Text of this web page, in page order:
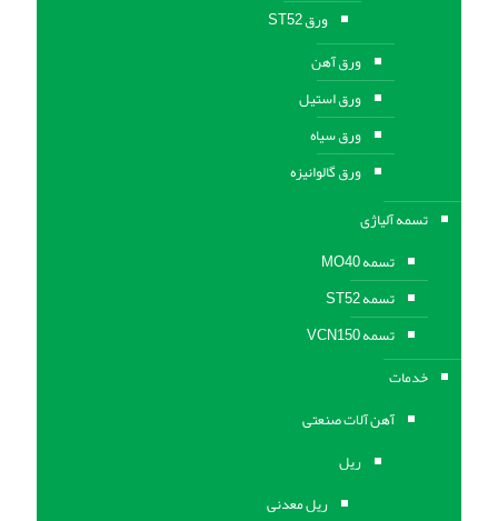
ورق ST52
ورق آهن
ورق استیل
ورق سیاه
ورق گالوانیزه
تسمه آلیاژی
تسمه MO40
تسمه ST52
تسمه VCN150
خدمات
آهن آلات صنعتی
ریل
ریل معدنی